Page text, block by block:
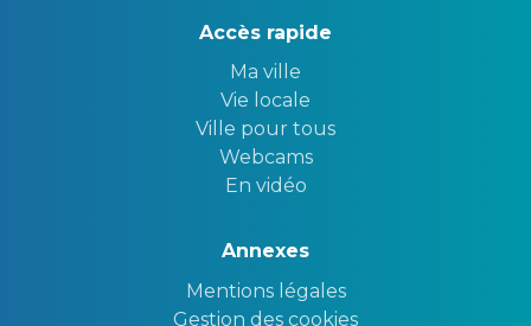
Accès rapide
Ma ville
Vie locale
Ville pour tous
Webcams
En vidéo
Annexes
Mentions légales
Gestion des cookies